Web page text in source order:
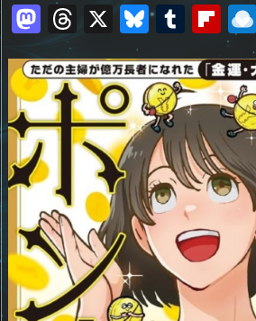
M
st
o
d
o
n
T
re
a
d
s
X Bl
e
sk
y
T
m
bl
r
Fl
ip
b
o
ar
d